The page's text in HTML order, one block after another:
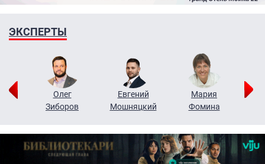
ЭКСПЕРТЫ
Олег
Зиборов
Евгений
Мошняцкий
Мария
Фомина